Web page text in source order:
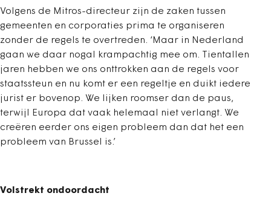
Volgens de Mitros-directeur zijn de zaken tussen
gemeenten en corporaties prima te organiseren
zonder de regels te overtreden. ‘Maar in Nederland
gaan we daar nogal krampachtig mee om. Tientallen
jaren hebben we ons onttrokken aan de regels voor
staatssteun en nu komt er een regeltje en duikt iedere
jurist er bovenop. We lijken roomser dan de paus,
terwijl Europa dat vaak helemaal niet verlangt. We
creëren eerder ons eigen probleem dan dat het een
probleem van Brussel is.’
Volstrekt ondoordacht